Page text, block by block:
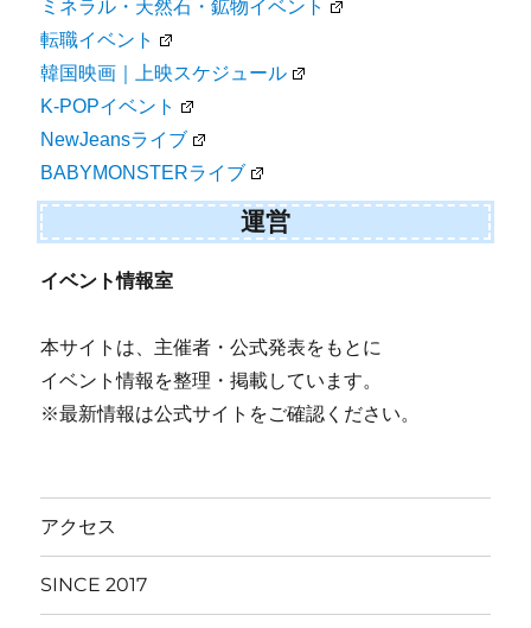
ミネラル・天然石・鉱物イベント
転職イベント
韓国映画｜上映スケジュール
K-POPイベント
NewJeansライブ
BABYMONSTERライブ
運営
イベント情報室
本サイトは、主催者・公式発表をもとに
イベント情報を整理・掲載しています。
※最新情報は公式サイトをご確認ください。
アクセス
SINCE 2017